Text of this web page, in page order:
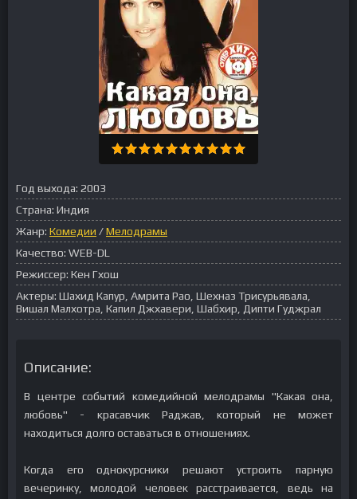
Год выхода: 2003
Страна: Индия
Жанр: Комедии /Мелодрамы
Качество: WEB-DL
Режиссер: Кен Гхош
Актеры: Шахид Капур, Амрита Рао, Шехназ Трисурьявала,
Вишал Малхотра, Капил Джхавери, Шабхир, Дипти Гуджрал
Описание:
В центре событий комедийной мелодрамы "Какая она,
любовь" - красавчик Раджав, который не может
находиться долго оставаться в отношениях.
Когда его однокурсники решают устроить парную
вечеринку, молодой человек расстраивается, ведь на